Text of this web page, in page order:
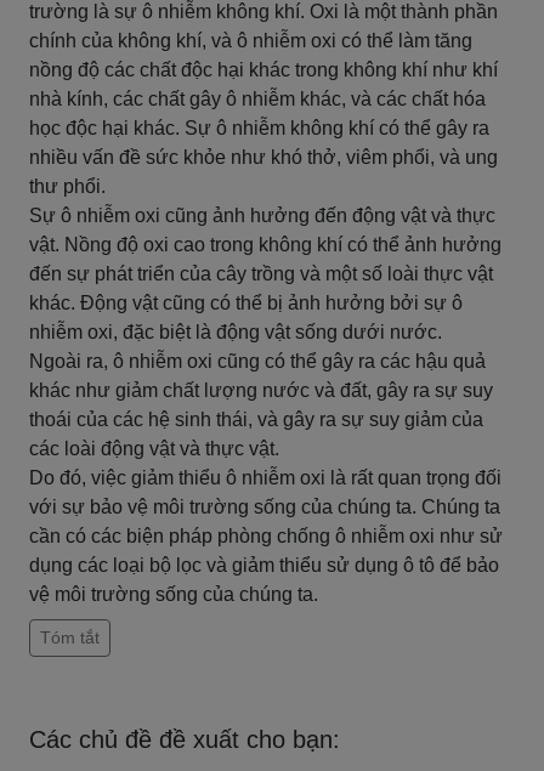
trường là sự ô nhiễm không khí. Oxi là một thành phần
chính của không khí, và ô nhiễm oxi có thể làm tăng
nồng độ các chất độc hại khác trong không khí như khí
nhà kính, các chất gây ô nhiễm khác, và các chất hóa
học độc hại khác. Sự ô nhiễm không khí có thể gây ra
nhiều vấn đề sức khỏe như khó thở, viêm phổi, và ung
thư phổi.
Sự ô nhiễm oxi cũng ảnh hưởng đến động vật và thực
vật. Nồng độ oxi cao trong không khí có thể ảnh hưởng
đến sự phát triển của cây trồng và một số loài thực vật
khác. Động vật cũng có thể bị ảnh hưởng bởi sự ô
nhiễm oxi, đặc biệt là động vật sống dưới nước.
Ngoài ra, ô nhiễm oxi cũng có thể gây ra các hậu quả
khác như giảm chất lượng nước và đất, gây ra sự suy
thoái của các hệ sinh thái, và gây ra sự suy giảm của
các loài động vật và thực vật.
Do đó, việc giảm thiểu ô nhiễm oxi là rất quan trọng đối
với sự bảo vệ môi trường sống của chúng ta. Chúng ta
cần có các biện pháp phòng chống ô nhiễm oxi như sử
dụng các loại bộ lọc và giảm thiểu sử dụng ô tô để bảo
vệ môi trường sống của chúng ta.
Tóm tắt
Các chủ đề đề xuất cho bạn: